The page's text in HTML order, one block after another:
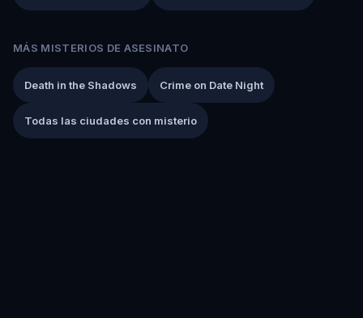
MÁS MISTERIOS DE ASESINATO
Death in the Shadows Crime on Date Night
Todas las ciudades con misterio